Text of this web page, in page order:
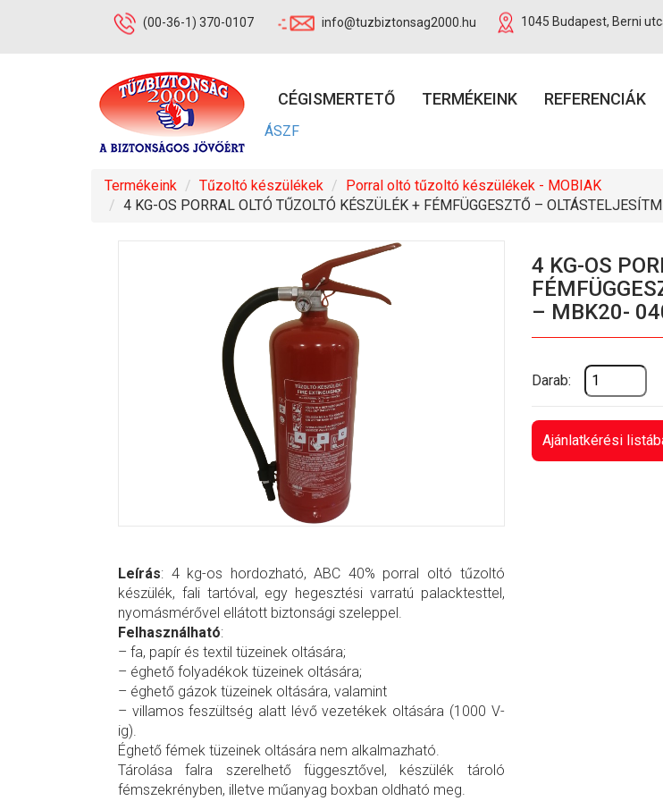
(00-36-1) 370-0107 info@tuzbiztonsag2000.hu 1045 Budapest, Berni
CÉGISMERTETŐ
ÁSZF
TERMÉKEINK REFERENCIÁK
Termékeink Tűzoltó készülékek
Porral oltó tűzoltó készülékek - MOBIAK
4 KG-OS PORRAL OLTÓ TŰZOLTÓ KÉSZÜLÉK + FÉMFÜGGESZTŐ –
Leírás: 4 kg-os hordozható, ABC 40% porral oltó tűzoltó
készülék, fali tartóval, egy hegesztési varratú palacktesttel,
nyomásmérővel ellátott biztonsági szeleppel.
Felhasználható:
– fa, papír és textil tüzeinek oltására;
– éghető folyadékok tüzeinek oltására;
– éghető gázok tüzeinek oltására, valamint
– villamos feszültség alatt lévő vezetékek oltására (1000 V-
ig).
Éghető fémek tüzeinek oltására nem alkalmazható.
Tárolása falra szerelhető függesztővel, készülék tároló
fémszekrényben, illetve műanyag boxban oldható meg.
4 KG-OS
– MBK20-
Darab:
Ajánlatkérési